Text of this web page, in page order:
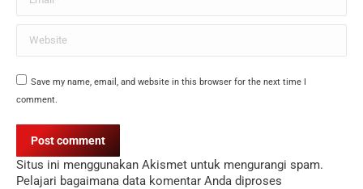
Website
Save my name, email, and website in this browser for the next time I
comment.
Post comment
Situs ini menggunakan Akismet untuk mengurangi spam.
Pelajari bagaimana data komentar Anda diproses